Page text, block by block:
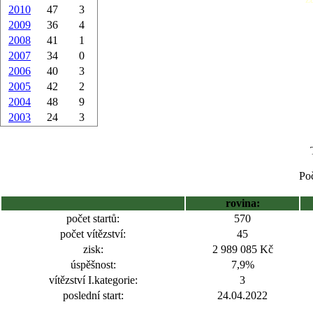
2010
47
3
2009
36
4
2008
41
1
2007
34
0
2006
40
3
2005
42
2
2004
48
9
2003
24 3
rovina:
počet startů:
570
počet vítězství:
45
zisk:
2 989 085 Kč
úspěšnost:
7,9%
vítězství I.kategorie:
3
poslední start:
24.04.2022